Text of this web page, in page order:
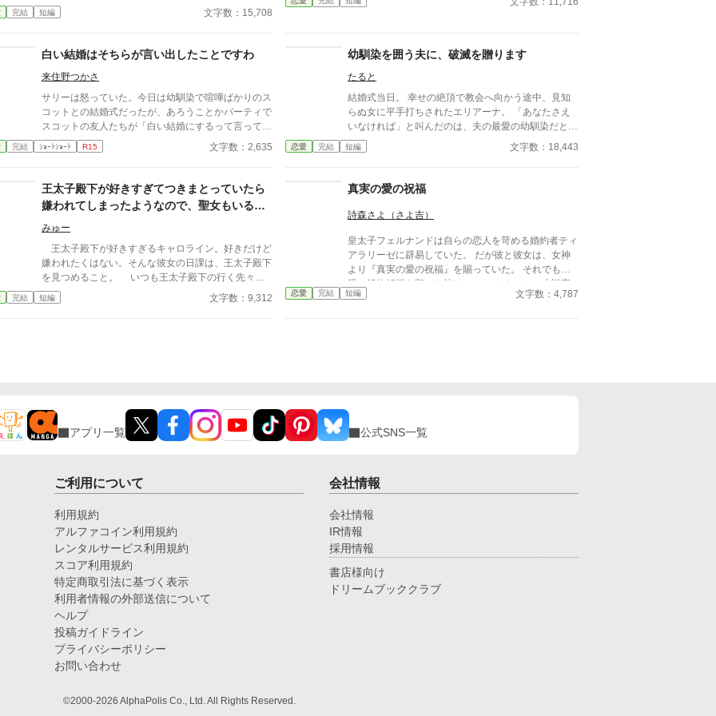
国外追放をいい渡す。 はぁ〜、一体誰の悪知恵なん
全ての責はあなたにあると言うことを。 後悔しても
知りませんわよ。 そう言い残して私は毅然とした態
からが楽しみだわ。
は従うが、心まで許すつもりはない」 しかしその人
物であるリオンは家族を人質に取られ、侯爵家の一員
とは正反対に真面目な彼女の生き方を見て、リオンの
態度は次第に軟化していき……？ 表紙：ノーコピー
ライトガール様より
「どうぞ、私以外のご令嬢をエスコートするなり、お
出かけするなり、関係を持つなり、お好きになさって
重なり合えるのだろうか …… ※他のサイトにも公開
完結 短編 文字数：15,708
白い結婚はそちらが言い出したことですわ
来住野つかさ
サリーは怒っていた。今日は幼馴染で喧嘩ばかりのス
コットとの結婚式だったが、あろうことかパーティで
スコットの友人たちが「白い結婚にするって言ってた
よな？」「奥さんのこと色気ないとかさ」と騒ぎなが
ら話している。スコットがその気なら喧嘩買うわよ！
完結 ｼｮｰﾄｼｮｰﾄ R15 文字数：2,635
幼馴染を囲う夫に、破滅を贈ります
たると
結婚式当日。 幸せの絶頂で教会へ向かう途中、見知
らぬ女に平手打ちされたエリアーナ。 「あなたさえ
いなければ」と叫んだのは、夫の最愛の幼馴染だとい
う女。 それでも経済的に困窮する実家を救うため、
エリアーナは泣き寝入りするしかなかった。
恋愛 完結 短編 文字数：18,443
王太子殿下が好きすぎてつきまとっていたら
嫌われてしまったようなので、聖女もいるこ
とだし悪役令嬢の私は退散することにしまし
みゅー
王太子殿下が好きすぎるキャロライン。好きだけど
嫌われたくはない。そんな彼女の日課は、王太子殿下
を見つめること。 いつも王太子殿下の行く先々に
出没して王太子殿下を見つめていたが、ついにそんな
生活が終わるときが来る。 聖女が現れたのだ。そ
完結 短編 文字数：9,312
真実の愛の祝福
詩森さよ（さよ吉）
皇太子フェルナンドは自らの恋人を苛める婚約者ティ
アラリーゼに辟易していた。 だが彼と彼女は、女神
より『真実の愛の祝福』を賜っていた。 それでも強
硬に婚約解消を願った彼は……。 カクヨム、小説家
になろうにも掲載。 筆者は体調不良なことも多く、
恋愛 完結 短編 文字数：4,787
アプリ一覧 公式SNS一覧
ご利用について
利用規約
アルファコイン利用規約
レンタルサービス利用規約
スコア利用規約
特定商取引法に基づく表示
利用者情報の外部送信について
ヘルプ
投稿ガイドライン
プライバシーポリシー
お問い合わせ
会社情報
会社情報
IR情報
採用情報
書店様向け
ドリームブッククラブ
©2000-2026 AlphaPolis Co., Ltd. All Rights Reserved.